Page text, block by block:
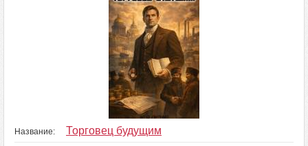
Название: Торговец будущим